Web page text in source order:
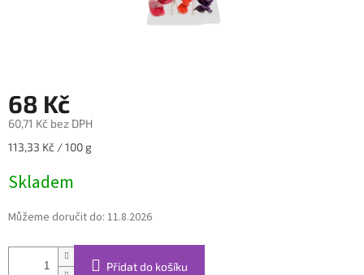
68 Kč
60,71 Kč bez DPH
Měrná
113,33 Kč / 100 g
Skladem
Můžeme doručit do: 11.8.2026
Přidat do košíku